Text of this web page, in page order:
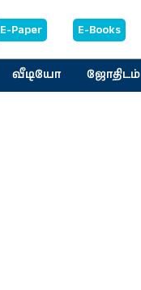
E-Paper E-Books
வீடியோ ஜோதிடம்